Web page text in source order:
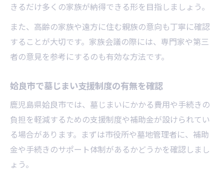
きるだけ多くの家族が納得できる形を目指しましょう。
また、高齢の家族や遠方に住む親族の意向も丁寧に確認
することが大切です。家族会議の際には、専門家や第三
者の意見を参考にするのも有効な方法です。
姶良市で墓じまい支援制度の有無を確認
鹿児島県姶良市では、墓じまいにかかる費用や手続きの
負担を軽減するための支援制度や補助金が設けられてい
る場合があります。まずは市役所や墓地管理者に、補助
金や手続きのサポート体制があるかどうかを確認しまし
ょう。